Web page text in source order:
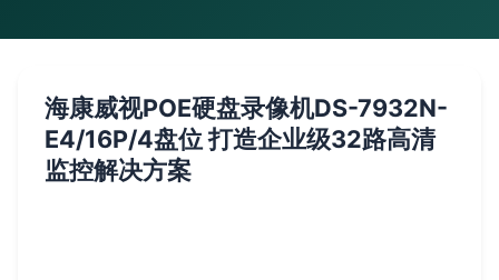
海康威视POE硬盘录像机DS-7932N-
E4/16P/4盘位 打造企业级32路高清
监控解决方案